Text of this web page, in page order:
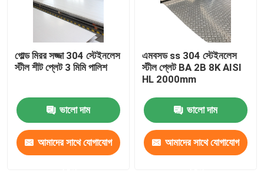
গোল্ড মিরর সজ্জা 304 স্টেইনলেস
স্টীল শীট প্লেট 3 মিমি পালিশ
ভালো দাম
আমাদের সাথে যোগাযোগ
এমবসড ss 304 স্টেইনলেস
স্টীল প্লেট BA 2B 8K AISI
HL 2000mm
ভালো দাম
আমাদের সাথে যোগাযোগ